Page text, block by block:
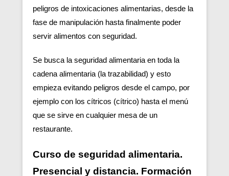
peligros de intoxicaciones alimentarias, desde la
fase de manipulación hasta finalmente poder
servir alimentos con seguridad.
Se busca la seguridad alimentaria en toda la
cadena alimentaria (la trazabilidad) y esto
empieza evitando peligros desde el campo, por
ejemplo con los cítricos (cítrico) hasta el menú
que se sirve en cualquier mesa de un
restaurante.
Curso de seguridad alimentaria.
Presencial y distancia. Formación